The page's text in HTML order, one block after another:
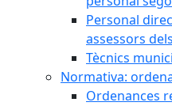
Personal
assessors
Tècnics
Normativa:
Ordenances